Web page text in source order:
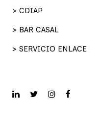
> CDIAP
> BAR CASAL
> SERVICIO ENLACE